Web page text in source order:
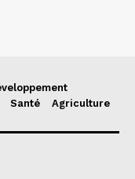
Santé Agriculture